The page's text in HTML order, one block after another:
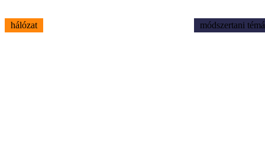
hálózat módszertani